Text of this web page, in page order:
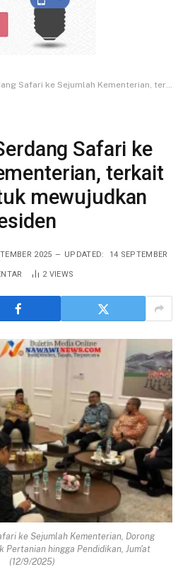
Kementerian, terkait Visi misi untuk mewujudkan Asta Cita Presiden
Safari ke
terkait
mewujudkan
2025 UPDATED: 14 SEPTEMBER
2 VIEWS
ke Sejumlah Kementerian, Dorong
Pertanian hingga Pendidikan, Jum'at
(12/9/2025)